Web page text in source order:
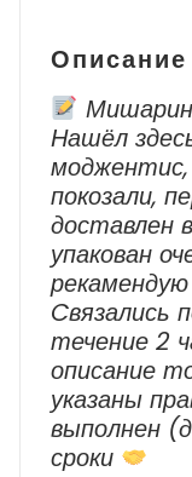
Описание
Нашёл
моджентис,
покозали,
доставлен
упакован
рекамендую
Cвязались
течение 2
описание
указаны
выполнен
сроки